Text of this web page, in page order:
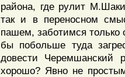
района, где рулит
так и в переносном
пашем, заботимся
бы побольше туда
довести Черемшанский
хорошо? Явно не